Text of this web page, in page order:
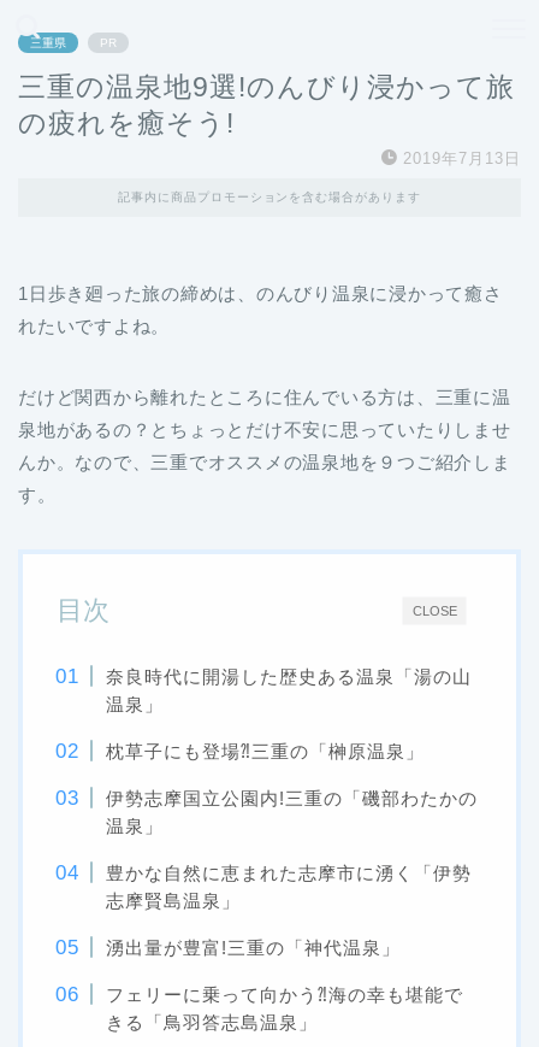
三重県 PR
三重の温泉地9選!のんびり浸かって旅
の疲れを癒そう!
2019年7月13日
記事内に商品プロモーションを含む場合があります
1日歩き廻った旅の締めは、のんびり温泉に浸かって癒さ
れたいですよね。
だけど関西から離れたところに住んでいる方は、三重に温
泉地があるの？とちょっとだけ不安に思っていたりしませ
んか。なので、三重でオススメの温泉地を９つご紹介しま
す。
CLOSE
目次
奈良時代に開湯した歴史ある温泉「湯の山
温泉」
枕草子にも登場⁈三重の「榊原温泉」
伊勢志摩国立公園内!三重の「磯部わたかの
温泉」
豊かな自然に恵まれた志摩市に湧く「伊勢
志摩賢島温泉」
湧出量が豊富!三重の「神代温泉」
フェリーに乗って向かう⁈海の幸も堪能で
きる「鳥羽答志島温泉」